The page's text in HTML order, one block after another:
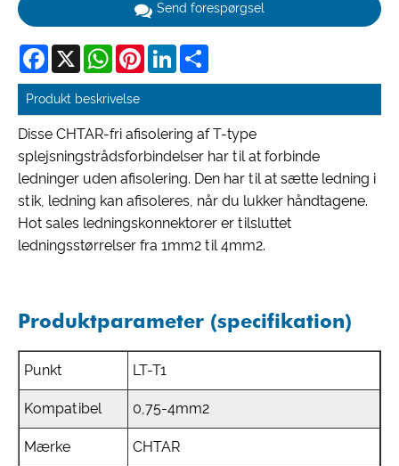
Send forespørgsel
Facebook
X WhatsAppPinterestLinkedIn
Produkt beskrivelse
Disse CHTAR-fri afisolering af T-type
splejsningstrådsforbindelser har til at forbinde
ledninger uden afisolering. Den har til at sætte ledning i
stik, ledning kan afisoleres, når du lukker håndtagene.
Hot sales ledningskonnektorer er tilsluttet
ledningsstørrelser fra 1mm2 til 4mm2.
Produktparameter (specifikation)
Punkt LT-T1
Kompatibel 0,75-4mm2
Mærke CHTAR